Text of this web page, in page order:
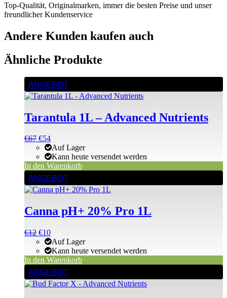
Top-Qualität, Originalmarken, immer die besten Preise und unser
freundlicher Kundenservice
Andere Kunden kaufen auch
Ähnliche Produkte
ANGEBOT
Tarantula 1L – Advanced Nutrients
Ursprünglicher
Preis
war:
€67
€67Aktueller
Preis
ist:
€67.
€54
Auf Lager
Kann heute versendet werden
In den Warenkorb
ANGEBOT
Canna pH+ 20% Pro 1L
Ursprünglicher
Preis
war:
€12
€12Aktueller
Preis
ist:
€12.
€10
Auf Lager
Kann heute versendet werden
In den Warenkorb
ANGEBOT
Dieses
Produkt
weist